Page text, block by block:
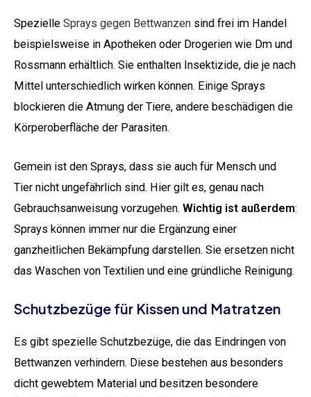
Spezielle Sprays gegen Bettwanzen sind frei im Handel
beispielsweise in Apotheken oder Drogerien wie Dm und
Rossmann erhältlich. Sie enthalten Insektizide, die je nach
Mittel unterschiedlich wirken können. Einige Sprays
blockieren die Atmung der Tiere, andere beschädigen die
Körperoberfläche der Parasiten.
Gemein ist den Sprays, dass sie auch für Mensch und
Tier nicht ungefährlich sind. Hier gilt es, genau nach
Gebrauchsanweisung vorzugehen. Wichtig ist außerdem:
Sprays können immer nur die Ergänzung einer
ganzheitlichen Bekämpfung darstellen. Sie ersetzen nicht
das Waschen von Textilien und eine gründliche Reinigung.
Schutzbezüge für Kissen und Matratzen
Es gibt spezielle Schutzbezüge, die das Eindringen von
Bettwanzen verhindern. Diese bestehen aus besonders
dicht gewebtem Material und besitzen besondere